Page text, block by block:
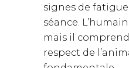
signes de
séance.
mais il
respect de